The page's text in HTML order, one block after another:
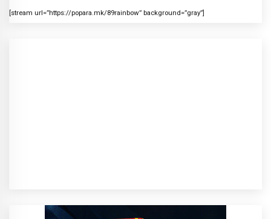
[stream url=”https://popara.mk/89rainbow” background=”gray”]